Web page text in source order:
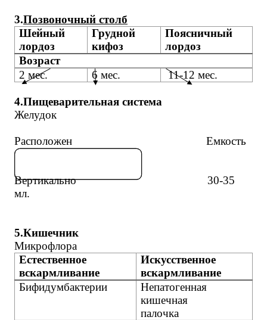
3.Позвоночный столб
Шейный
лордоз
Грудной
кифоз
Поясничный
лордоз
Возраст
2 мес.
6 мес. 11-12 мес.
4.Пищеварительная система
Желудок
Расположен Емкость
Вертикально
30-35
мл.
5.Кишечник
Микрофлора
Естественное
вскармливание
Искусственное
вскармливание
Бифидумбактерии
Непатогенная
кишечная
палочка